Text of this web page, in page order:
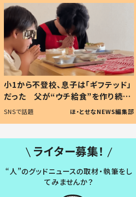
小1から不登校、息子は「ギフテッド」
だった 父が“ウチ給食”を作り続け
る理由とは #令和の親 #令和の子
SNSで話題 ほ・とせなNEWS編集部
ライター募集！
“人”のグッドニュースの取材・執筆をし
てみませんか？